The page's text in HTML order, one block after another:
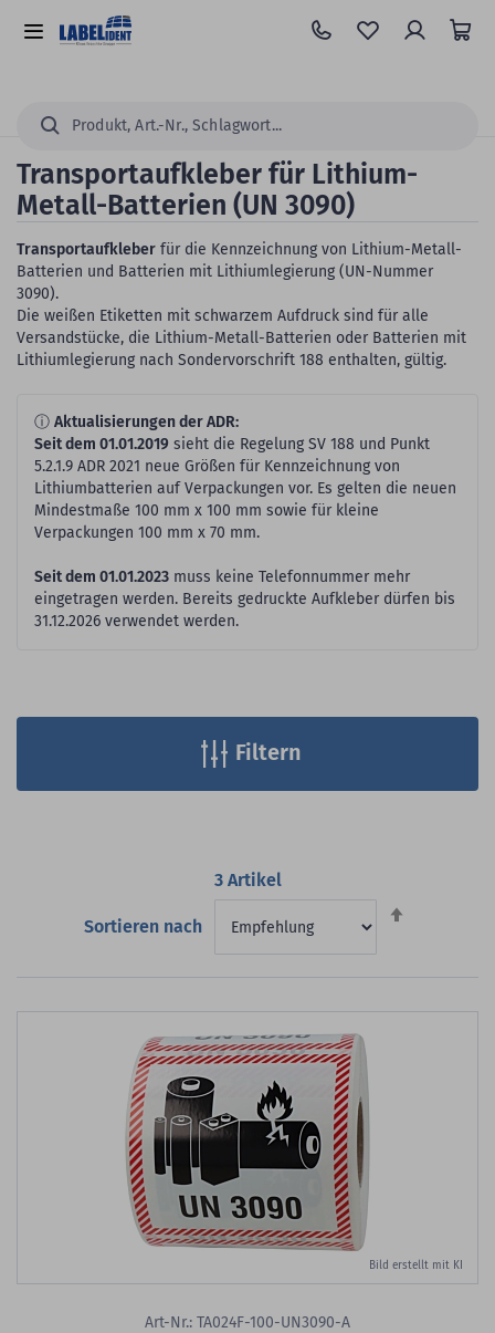
Hauptinhalt
springen
Alle
Suchen...
Transportaufkleber für Lithium-
Metall-Batterien (UN 3090)
Transportaufkleber für die Kennzeichnung von Lithium-Metall-
Batterien und Batterien mit Lithiumlegierung (UN-Nummer
3090).
Die weißen Etiketten mit schwarzem Aufdruck sind für alle
Versandstücke, die Lithium-Metall-Batterien oder Batterien mit
Lithiumlegierung nach Sondervorschrift 188 enthalten, gültig.
ⓘ Aktualisierungen der ADR:
Seit dem 01.01.2019 sieht die Regelung SV 188 und Punkt
5.2.1.9 ADR 2021 neue Größen für Kennzeichnung von
Lithiumbatterien auf Verpackungen vor. Es gelten die neuen
Mindestmaße 100 mm x 100 mm sowie für kleine
Verpackungen 100 mm x 70 mm.
Seit dem 01.01.2023 muss keine Telefonnummer mehr
eingetragen werden. Bereits gedruckte Aufkleber dürfen bis
31.12.2026 verwendet werden.
3Artikel
Sortieren nach
Bild erstellt mit KI
Art-Nr.: TA024F-100-UN3090-A
Filtern